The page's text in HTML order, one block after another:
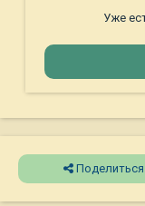
Уже
Поделиться